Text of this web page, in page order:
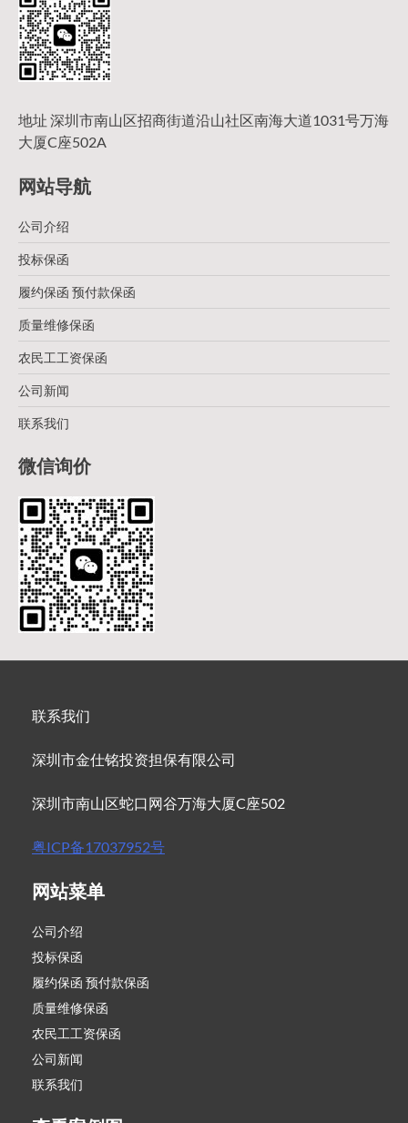
地址 深圳市南山区招商街道沿山社区南海大道1031号万海
大厦C座502A
网站导航
公司介绍
投标保函
履约保函 预付款保函
质量维修保函
农民工工资保函
公司新闻
联系我们
微信询价
联系我们
深圳市金仕铭投资担保有限公司
深圳市南山区蛇口网谷万海大厦C座502
粤ICP备17037952号
网站菜单
公司介绍
投标保函
履约保函 预付款保函
质量维修保函
农民工工资保函
公司新闻
联系我们